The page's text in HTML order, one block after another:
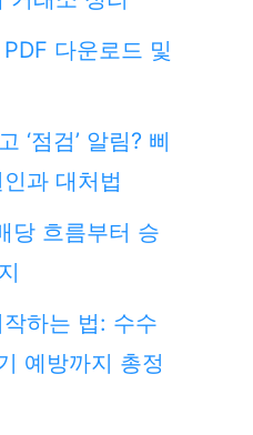
다운로드 및
‘점검’ 알림? 삐
과 대처법
당 흐름부터 승
하는 법: 수수
예방까지 총정